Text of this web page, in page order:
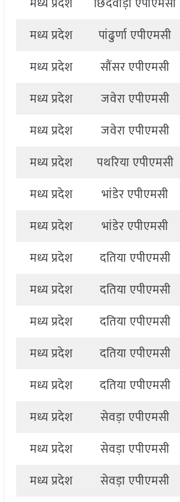
मध्य प्रदेश
पांढुर्णा एपीएमसी
मध्य प्रदेश
सौंसर एपीएमसी
मध्य प्रदेश
जवेरा एपीएमसी
मध्य प्रदेश
जवेरा एपीएमसी
मध्य प्रदेश
पथरिया एपीएमसी
मध्य प्रदेश
भांडेर एपीएमसी
मध्य प्रदेश
भांडेर एपीएमसी
मध्य प्रदेश
दतिया एपीएमसी
मध्य प्रदेश
दतिया एपीएमसी
मध्य प्रदेश
दतिया एपीएमसी
मध्य प्रदेश
दतिया एपीएमसी
मध्य प्रदेश
दतिया एपीएमसी
मध्य प्रदेश
सेवड़ा एपीएमसी
मध्य प्रदेश
सेवड़ा एपीएमसी
मध्य प्रदेश
सेवड़ा एपीएमसी